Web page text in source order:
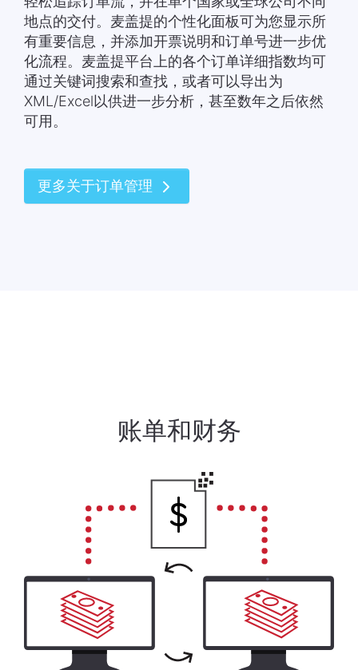
地点的交付。麦盖提的个性化面板可为您显示所
有重要信息，并添加开票说明和订单号进一步优
化流程。麦盖提平台上的各个订单详细指数均可
通过关键词搜索和查找，或者可以导出为
XML/Excel以供进一步分析，甚至数年之后依然
可用。
更多关于订单管理
账单和财务